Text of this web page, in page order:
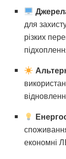
для
різких
економні